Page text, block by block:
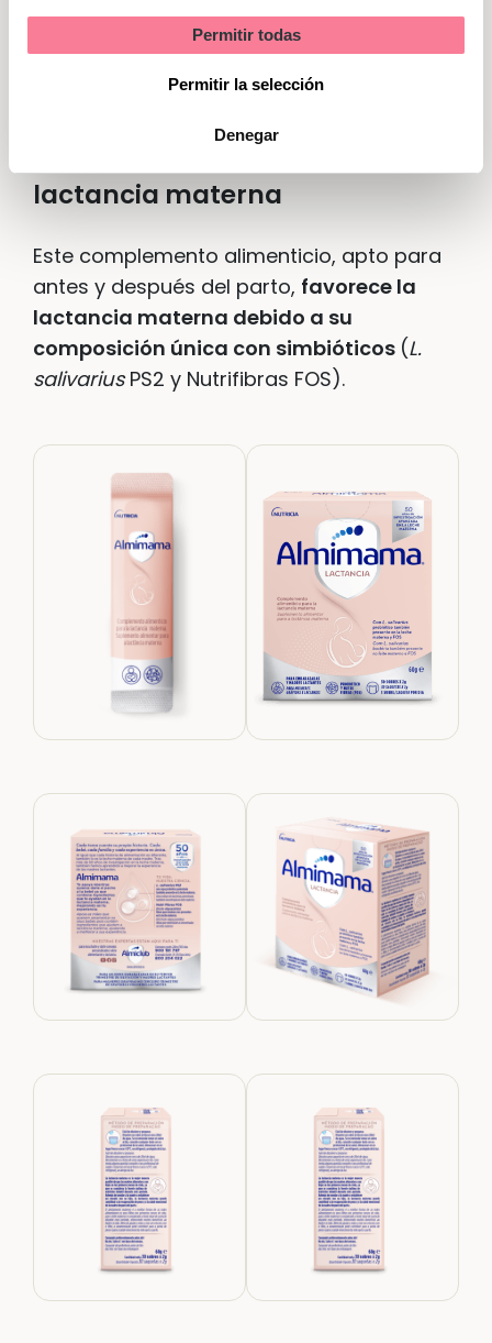
Permitir todas
Permitir la selección
Denegar
preventivos, se recomienda la toma de
probióticos.
Almimama: el complemento
lactancia materna
Este complemento alimenticio, apto para
antes y después del parto, favorece la
lactancia materna debido a su
composición única con simbióticos (L.
salivariusPS2 y Nutrifibras FOS).